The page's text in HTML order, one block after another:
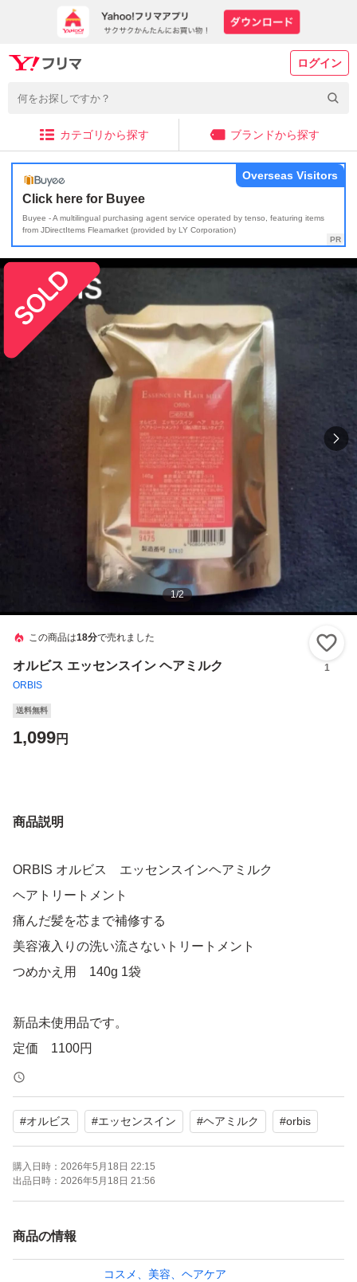
ログイン
カテゴリから探す ブランドから探す
Click here for Buyee
Buyee - A multilingual purchasing agent service operated by tenso, featuring items
from JDirectItems Fleamarket (provided by LY Corporation)
Overseas Visitors
1/2
この商品は18分で売れました
オルビス エッセンスイン ヘアミルク
ORBIS
1
送料無料
1,099円
商品説明
ORBIS オルビス エッセンスインヘアミルク
ヘアトリートメント
痛んだ髪を芯まで補修する
美容液入りの洗い流さないトリートメント
つめかえ用 140g 1袋
新品未使用品です。
定価 1100円
お値下げ不可でお願いします。
#オルビス #エッセンスイン #ヘアミルク #orbis
購入日時： 2026年5月18日 22:15
出品日時： 2026年5月18日 21:56
商品の情報
コスメ、美容、ヘアケア